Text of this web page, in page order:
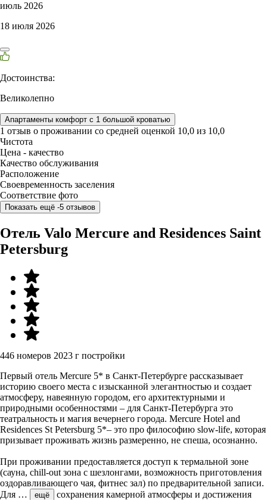
июль 2026
18 июля 2026
Достоинства:
Великолепно
Апартаменты комфорт c 1 большой кроватью
1 отзыв о проживании со средней оценкой 10,0 из 10,0
Чистота
Цена - качество
Качество обслуживания
Расположение
Своевременность заселения
Соответствие фото
Показать ещё -5 отзывов
Отель Valo Mercure and Residences Saint
Petersburg
446 номеров 2023 г постройки
Первый отель Mercure 5* в Санкт-Петербурге рассказывает
историю своего места с изысканной элегантностью и создает
атмосферу, навеянную городом, его архитектурными и
природными особенностями – для Санкт-Петербурга это
театральность и магия вечернего города. Mercure Hotel and
Residences St Petersburg 5*– это про философию slow-life, которая
призывает проживать жизнь размеренно, не спеша, осознанно.
При проживании предоставляется доступ к термальной зоне
(сауна, chill-out зона с шезлонгами, возможность приготовления
оздоравливающего чая, фитнес зал) по предварительной записи.
Для … ещё
сохранения камерной атмосферы и достижения